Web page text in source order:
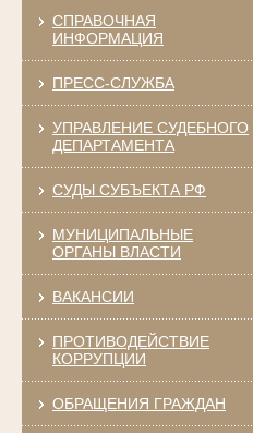
СПРАВОЧНАЯ
ИНФОРМАЦИЯ
ПРЕСС-СЛУЖБА
УПРАВЛЕНИЕ СУДЕБНОГО
ДЕПАРТАМЕНТА
СУДЫ СУБЪЕКТА РФ
МУНИЦИПАЛЬНЫЕ
ОРГАНЫ ВЛАСТИ
ВАКАНСИИ
ПРОТИВОДЕЙСТВИЕ
КОРРУПЦИИ
ОБРАЩЕНИЯ ГРАЖДАН